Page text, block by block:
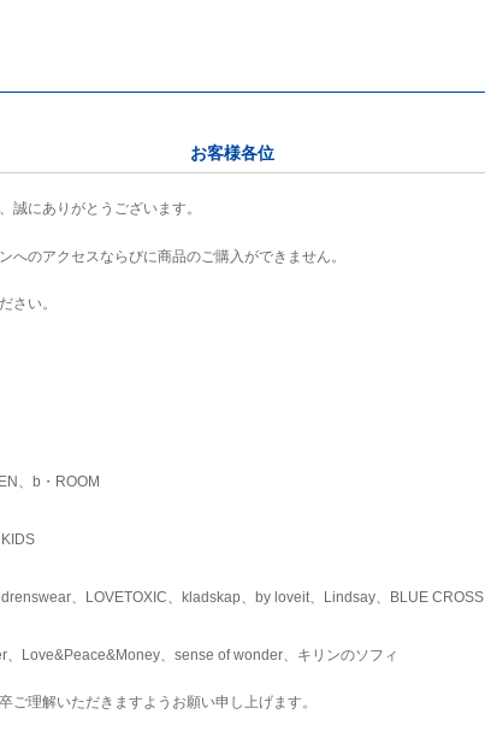
お客様各位
誠にありがとうございます。
へのアクセスならびに商品のご購入ができません。
さい。
、b・ROOM
、LOVETOXIC、kladskap、by loveit、Lindsay、BLUE CROSS
Love&Peace&Money、sense of wonder、キリンのソフィ
ご理解いただきますようお願い申し上げます。